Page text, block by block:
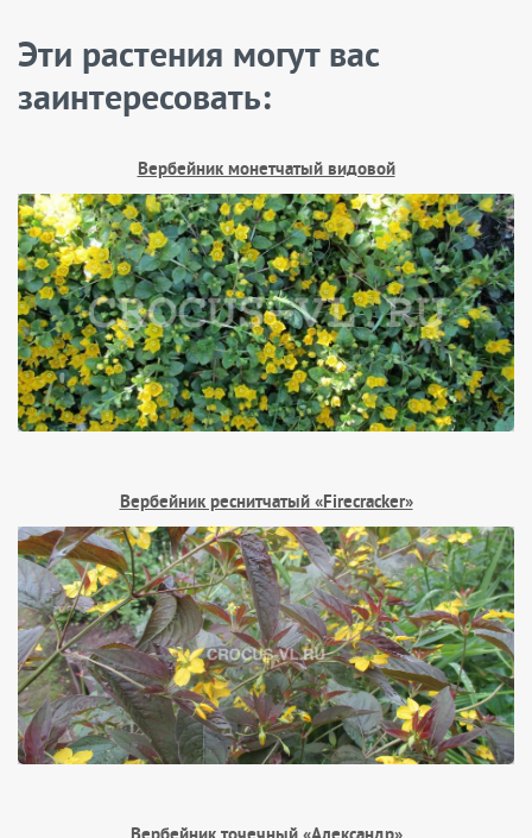
Эти растения могут вас
заинтересовать:
Вербейник монетчатый видовой
Вербейник реснитчатый «Firecracker»